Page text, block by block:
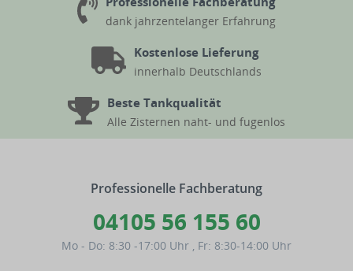
dank jahrzentelanger Erfahrung
Kostenlose Lieferung
innerhalb Deutschlands
Beste Tankqualität
Alle Zisternen naht- und fugenlos
Professionelle Fachberatung
04105 56 155 60
Mo - Do: 8:30 -17:00 Uhr Fr: 8:30-14:00 Uhr